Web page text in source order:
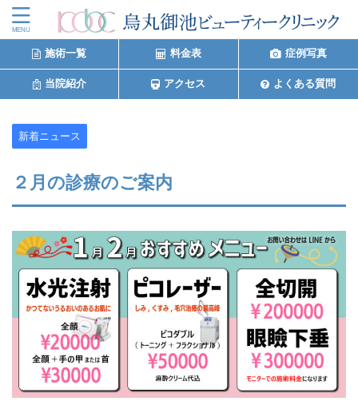
施術一覧 料金表 症例写真
当院紹介 アクセス よくある質問
新着ニュース
２月の診療のご案内